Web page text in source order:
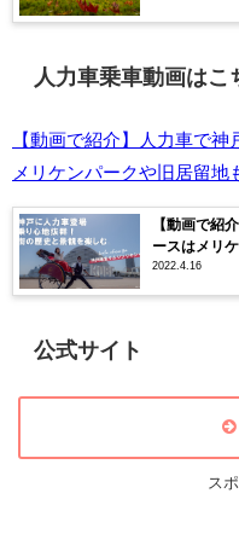
人力車乗車動画はこ
【動画で紹介】人力車で
メリケンパークや旧居留地
【動画で紹
ースはメリ
2022.4.16
公式サイト
ス